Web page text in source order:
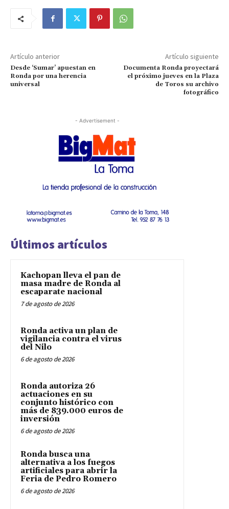
Artículo anterior
Desde ‘Sumar’ apuestan en
Ronda por una herencia
universal
Artículo siguiente
Documenta Ronda proyectará
el próximo jueves en la Plaza
de Toros su archivo
fotográfico
- Advertisement -
Últimos artículos
Kachopan lleva el pan de
masa madre de Ronda al
escaparate nacional
7 de agosto de 2026
Ronda activa un plan de
vigilancia contra el virus
del Nilo
6 de agosto de 2026
Ronda autoriza 26
actuaciones en su
conjunto histórico con
más de 839.000 euros de
inversión
6 de agosto de 2026
Ronda busca una
alternativa a los fuegos
artificiales para abrir la
Feria de Pedro Romero
6 de agosto de 2026